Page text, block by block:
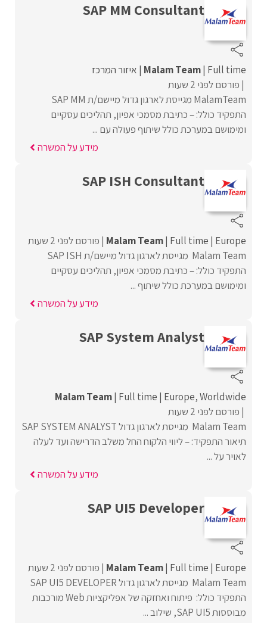
SAP MM Consultant
Malam Team Full time
איזור המרכז
פורסם לפני 2 שעות
MalamTeam מגייסת לארגון גדול מיישם/ת SAP MM
התפקיד כולל: – כתיבת מסמכי אפיון, תהליכים עסקיים
ומימושם במערכת כולל שיתוף פעולה עם ...
מידע על המשרה
SAP ISH Consultant
Malam Team Full time Europe
פורסם לפני 2 שעות
Malam Team מגייסת לארגון גדול מיישם/ת SAP ISH
התפקיד כולל: – כתיבת מסמכי אפיון, תהליכים עסקיים
ומימושם במערכת כולל שיתוף ...
מידע על המשרה
SAP System Analyst
Malam Team Full time Europe Worldwide
פורסם לפני 2 שעות
Malam Team מגייסת לארגון גדול SAP SYSTEM ANALYST
תיאור התפקיד: – ליווי הלקוח החל משלב הדרישה ועד לעלה
לאויר על ...
מידע על המשרה
SAP UI5 Developer
Malam Team Full time Europe
פורסם לפני 2 שעות
Malam Team מגייסת לארגון גדול SAP UI5 DEVELOPER
התפקיד כולל: פיתוח ואחזקה של אפליקציות Web מורכבות
מבוססות SAP UI5, שילוב ...